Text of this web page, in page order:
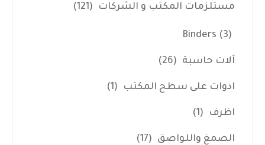
مستلزمات المكتب و الشركات (121)
Binders (3)
آلات حاسبة (26)
ادوات على سطح المكتب (1)
اظرف (1)
الصمغ واللواصق (17)